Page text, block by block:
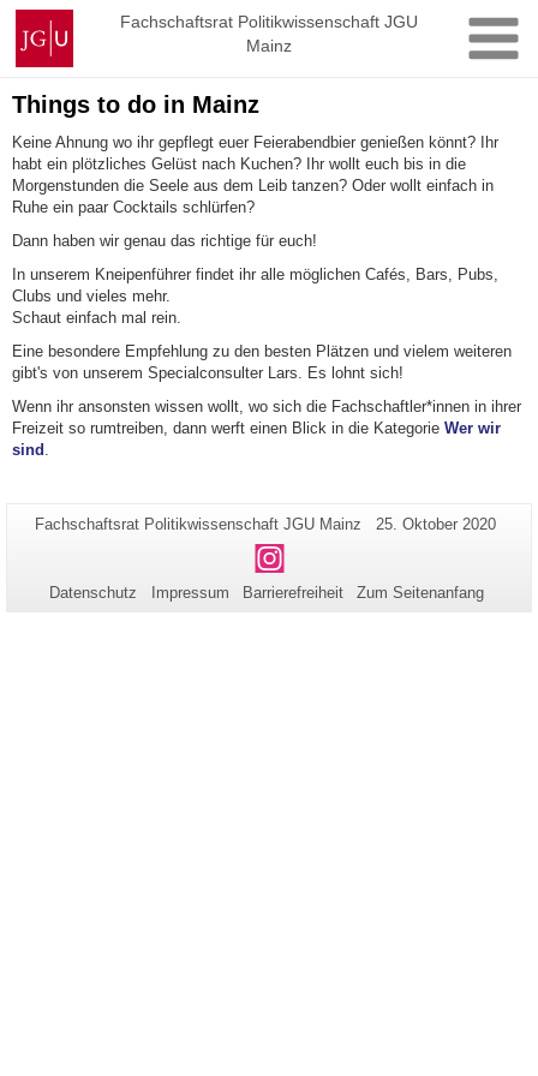
Zum
Inhalt
springen
Johannes
Gutenberg-
Universität
Mainz
Fachschaftsrat Politikwissenschaft JGU
Mainz
Things to do in Mainz
Keine Ahnung wo ihr gepflegt euer Feierabendbier genießen könnt? Ihr
habt ein plötzliches Gelüst nach Kuchen? Ihr wollt euch bis in die
Morgenstunden die Seele aus dem Leib tanzen? Oder wollt einfach in
Ruhe ein paar Cocktails schlürfen?
Dann haben wir genau das richtige für euch!
In unserem Kneipenführer findet ihr alle möglichen Cafés, Bars, Pubs,
Clubs und vieles mehr.
Schaut einfach mal rein.
Eine besondere Empfehlung zu den besten Plätzen und vielem weiteren
gibt's von unserem Specialconsulter Lars. Es lohnt sich!
Wenn ihr ansonsten wissen wollt, wo sich die Fachschaftler*innen in ihrer
Freizeit so rumtreiben, dann werft einen Blick in die Kategorie Wer wir
sind
Zusätzliche
Informationen
zu
dieser
Seiten-
Fachschaftsrat Politikwissenschaft JGU Mainz
Letzte
25. Oktober 2020
Instagram
Datenschutz Impressum Barrierefreiheit Zum Seitenanfang